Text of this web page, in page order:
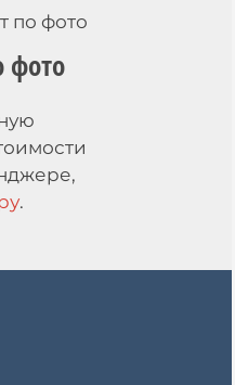
фото
.